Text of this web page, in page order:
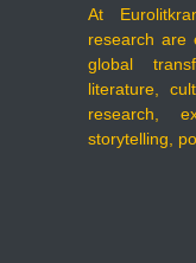
At
research are
global
literature,
research,
storytelling,